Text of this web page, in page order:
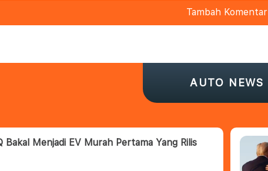
Tambah Komentar
AUTO NEWS
Bakal Menjadi EV Murah Pertama Yang Rilis